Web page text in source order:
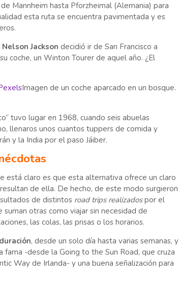
Mannheim hasta Pforzheimal (Alemania) para
esta ruta se encuentra pavimentada y es
Jackson decidió ir de San Francisco a
coche, un Winton Tourer de aquel año. ¿El
Imagen de un coche aparcado en un bosque.
tuvo lugar en 1968, cuando seis abuelas
llenaros unos cuantos tuppers de comida y
y la India por el paso Jáiber.
está claro es que esta alternativa ofrece un claro
de ella. De hecho, de este modo surgieron
de distintos road trips realizadospor el
otras como viajar sin necesidad de
las colas, las prisas o los horarios.
, desde un solo día hasta varias semanas, y
-desde la Going to the Sun Road, que cruza
Way de Irlanda- y una buena señalización para